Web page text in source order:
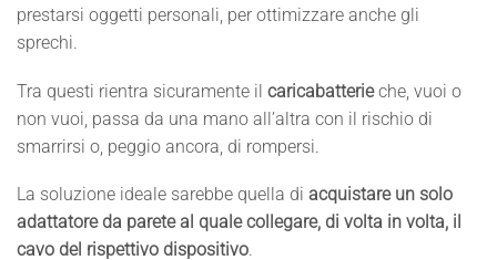
prestarsi oggetti personali, per ottimizzare anche gli
sprechi.
Tra questi rientra sicuramente il caricabatterieche, vuoi o
non vuoi, passa da una mano all’altra con il rischio di
smarrirsi o, peggio ancora, di rompersi.
La soluzione ideale sarebbe quella di acquistare un solo
adattatore da parete al quale collegare, di volta in volta, il
cavo del rispettivo dispositivo.